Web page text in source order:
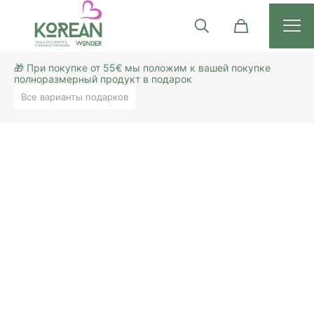
🎁 При покупке от 55€ мы положим к вашей покупке
полноразмерный продукт в подарок
Все варианты подарков